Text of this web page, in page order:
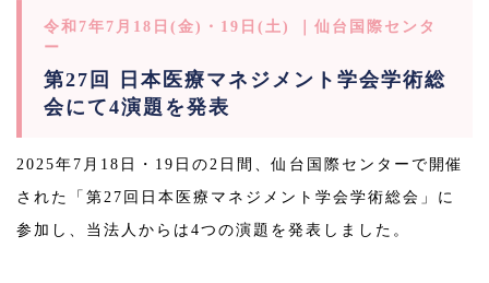
令和7年7月18日(金)・19日(土) ｜仙台国際センタ
ー
第27回 日本医療マネジメント学会学術総
会にて4演題を発表
2025年7月18日・19日の2日間、仙台国際センターで開催
された「第27回日本医療マネジメント学会学術総会」に
参加し、当法人からは4つの演題を発表しました。